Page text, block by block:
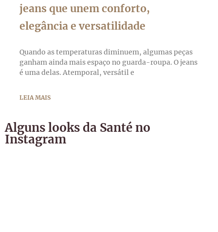
jeans que unem conforto,
elegância e versatilidade
Quando as temperaturas diminuem, algumas peças
ganham ainda mais espaço no guarda-roupa. O jeans
é uma delas. Atemporal, versátil e
LEIA MAIS
Alguns looks da Santé no
Instagram